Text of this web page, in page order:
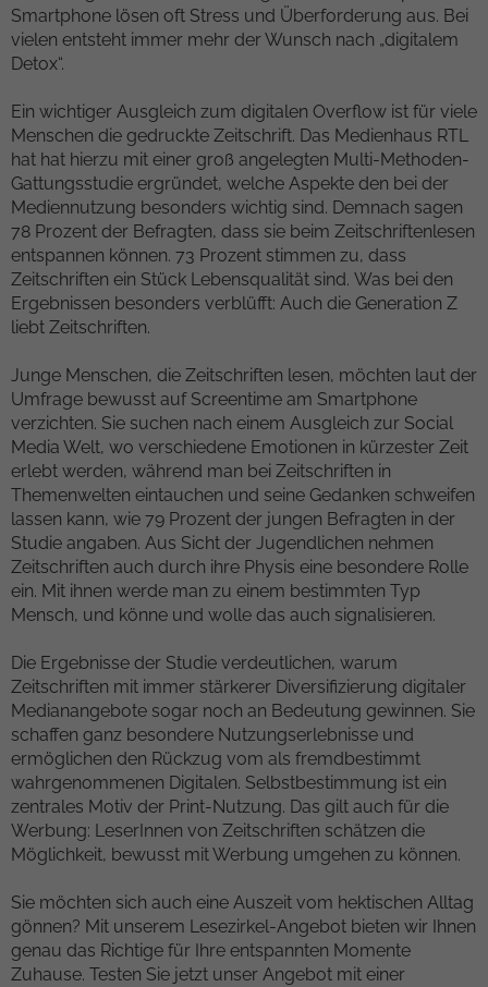
Smartphone lösen oft Stress und Überforderung aus. Bei
vielen entsteht immer mehr der Wunsch nach „digitalem
Detox“.
Ein wichtiger Ausgleich zum digitalen Overflow ist für viele
Menschen die gedruckte Zeitschrift. Das Medienhaus RTL
hat hat hierzu mit einer groß angelegten Multi-Methoden-
Gattungsstudie ergründet, welche Aspekte den bei der
Mediennutzung besonders wichtig sind. Demnach sagen
78 Prozent der Befragten, dass sie beim Zeitschriftenlesen
entspannen können. 73 Prozent stimmen zu, dass
Zeitschriften ein Stück Lebensqualität sind. Was bei den
Ergebnissen besonders verblüfft: Auch die Generation Z
liebt Zeitschriften.
Junge Menschen, die Zeitschriften lesen, möchten laut der
Umfrage bewusst auf Screentime am Smartphone
verzichten. Sie suchen nach einem Ausgleich zur Social
Media Welt, wo verschiedene Emotionen in kürzester Zeit
erlebt werden, während man bei Zeitschriften in
Themenwelten eintauchen und seine Gedanken schweifen
lassen kann, wie 79 Prozent der jungen Befragten in der
Studie angaben. Aus Sicht der Jugendlichen nehmen
Zeitschriften auch durch ihre Physis eine besondere Rolle
ein. Mit ihnen werde man zu einem bestimmten Typ
Mensch, und könne und wolle das auch signalisieren.
Die Ergebnisse der Studie verdeutlichen, warum
Zeitschriften mit immer stärkerer Diversifizierung digitaler
Medianangebote sogar noch an Bedeutung gewinnen. Sie
schaffen ganz besondere Nutzungserlebnisse und
ermöglichen den Rückzug vom als fremdbestimmt
wahrgenommenen Digitalen. Selbstbestimmung ist ein
zentrales Motiv der Print-Nutzung. Das gilt auch für die
Werbung: LeserInnen von Zeitschriften schätzen die
Möglichkeit, bewusst mit Werbung umgehen zu können.
Sie möchten sich auch eine Auszeit vom hektischen Alltag
gönnen? Mit unserem Lesezirkel-Angebot bieten wir Ihnen
genau das Richtige für Ihre entspannten Momente
Zuhause. Testen Sie jetzt unser Angebot mit einer
Laufzeit 1 Woche
Zweck
Cookie von TYPO3. Es speichert im Falle
eines Benutzer-Logins die Session-ID. So
kann der eingeloggte Benutzer
wiedererkannt werden und es wird ihm
Zugang zu geschützten Bereichen gewährt.
Name cookie_optin
Anbieter TYPO3
Zweck
Enthält die gewählten Tracking-Optin-
Einstellungen.
Zweck
für den Analysebericht der Website zu
verfolgen. Die Cookies speichern
eindeutige Besucher zu identifizieren.
Name _gid
Anbieter Google Analytics
Laufzeit 1 day
Zweck
Informationen darüber zu speichern, wie
Besucher eine Website nutzen, und hilft bei
der Erstellung eines Analyseberichts
darüber, wie es der Website geht. Die
erhobenen Daten umfassen die Anzahl der
Besucher, die Quelle, aus der sie stammen,
und die Seiten in anonymisierter Form.
Name _gat
Laufzeit 1 Minute
Zweck
Hierbei handelt es sich um einen von
Google Analytics festgelegten Mustertyp-
Cookie, bei dem das Musterelement auf
dem Namen die eindeutige
Identitätsnummer des Kontos oder der
Website enthält, auf die es sich bezieht. Es
Cookies, mit dem die von Google auf
Websites mit hohem Datenaufkommen
aufgezeichnete Datenmenge begrenzt wird.